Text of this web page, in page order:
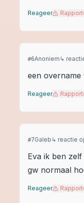
Reageer
#6Anoniem ↳
een overname
Reageer
#7Galeb ↳ reactie
Eva ik ben
gw normaal
Reageer